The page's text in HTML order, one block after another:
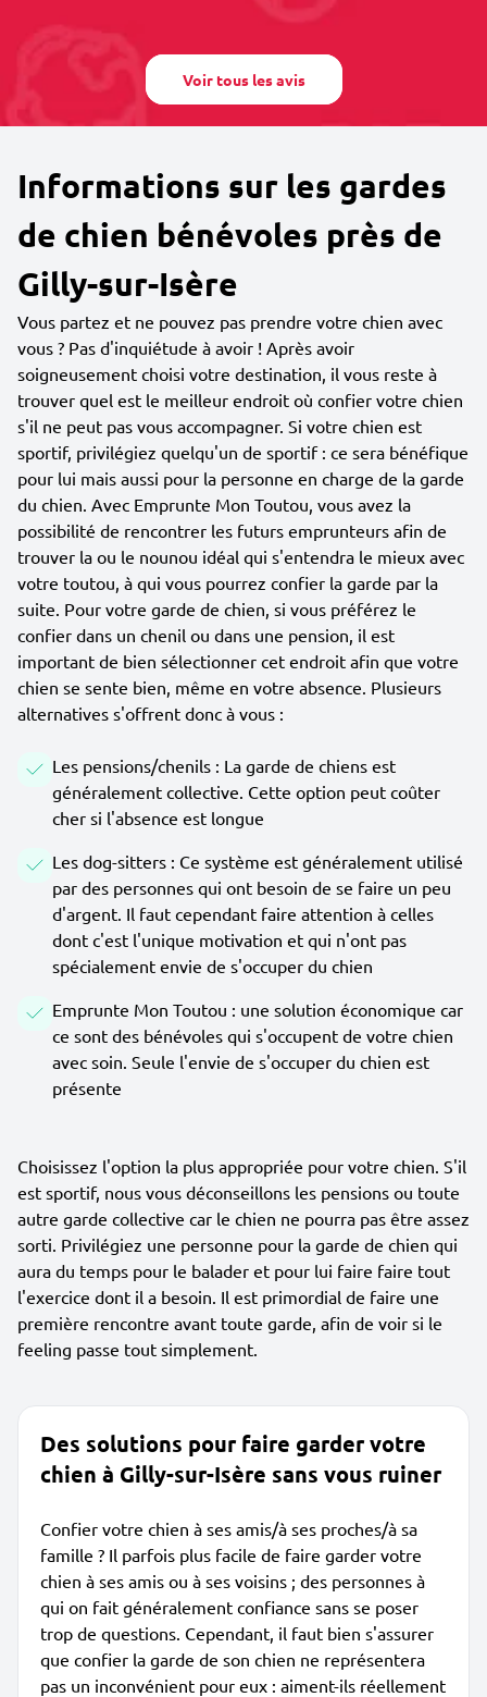
Voir tous les avis
Informations sur les gardes
de chien bénévoles près de
Gilly-sur-Isère
Vous partez et ne pouvez pas prendre votre chien avec
vous ? Pas d'inquiétude à avoir ! Après avoir
soigneusement choisi votre destination, il vous reste à
trouver quel est le meilleur endroit où confier votre chien
s'il ne peut pas vous accompagner. Si votre chien est
sportif, privilégiez quelqu'un de sportif : ce sera bénéfique
pour lui mais aussi pour la personne en charge de la garde
du chien. Avec Emprunte Mon Toutou, vous avez la
possibilité de rencontrer les futurs emprunteurs afin de
trouver la ou le nounou idéal qui s'entendra le mieux avec
votre toutou, à qui vous pourrez confier la garde par la
suite. Pour votre garde de chien, si vous préférez le
confier dans un chenil ou dans une pension, il est
important de bien sélectionner cet endroit afin que votre
chien se sente bien, même en votre absence. Plusieurs
alternatives s'offrent donc à vous :
Les pensions/chenils : La garde de chiens est
généralement collective. Cette option peut coûter
cher si l'absence est longue
Les dog-sitters : Ce système est généralement utilisé
par des personnes qui ont besoin de se faire un peu
d'argent. Il faut cependant faire attention à celles
dont c'est l'unique motivation et qui n'ont pas
spécialement envie de s'occuper du chien
Emprunte Mon Toutou : une solution économique car
ce sont des bénévoles qui s'occupent de votre chien
avec soin. Seule l'envie de s'occuper du chien est
présente
Choisissez l'option la plus appropriée pour votre chien. S'il
est sportif, nous vous déconseillons les pensions ou toute
autre garde collective car le chien ne pourra pas être assez
sorti. Privilégiez une personne pour la garde de chien qui
aura du temps pour le balader et pour lui faire faire tout
l'exercice dont il a besoin. Il est primordial de faire une
première rencontre avant toute garde, afin de voir si le
feeling passe tout simplement.
Des solutions pour faire garder votre
chien à Gilly-sur-Isère sans vous ruiner
Confier votre chien à ses amis/à ses proches/à sa
famille ? Il parfois plus facile de faire garder votre
chien à ses amis ou à ses voisins ; des personnes à
qui on fait généralement confiance sans se poser
trop de questions. Cependant, il faut bien s'assurer
que confier la garde de son chien ne représentera
pas un inconvénient pour eux : aiment-ils réellement